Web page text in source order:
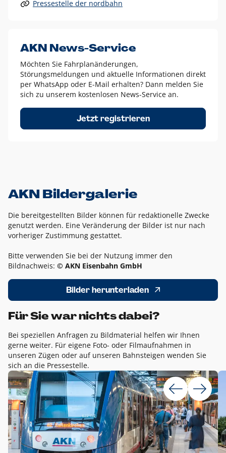
Alle anderen Logo-Varianten dürfen nur in Ausnahmefällen
Diese Ausnahmen sind zum Beispiel:
dem AKN Blau,
weißes Logo auf Fotohintergründen,
schwarzes Logo für reine Schwarz-Weiß-Umsetzungen
Um das Logo herum muss ein Schutzraum von jeweils einer
Höhe bzw. Breite des N aus AKN in alle Richtungen
Pressestelle der nordbahn
AKN News-Service
Möchten Sie Fahrplanänderungen,
Störungsmeldungen und aktuelle Informationen direkt
per WhatsApp oder E-Mail erhalten? Dann melden Sie
sich zu unserem kostenlosen News-Service an.
Jetzt registrieren
AKN Bildergalerie
Die bereitgestellten Bilder können für redaktionelle Zwecke
genutzt werden. Eine Veränderung der Bilder ist nur nach
vorheriger Zustimmung gestattet.
Bitte verwenden Sie bei der Nutzung immer den
Bildnachweis: © AKN Eisenbahn GmbH
Bilder herunterladen
Für Sie war nichts dabei?
Bei speziellen Anfragen zu Bildmaterial helfen wir Ihnen
gerne weiter. Für eigene Foto- oder Filmaufnahmen in
unseren Zügen oder auf unseren Bahnsteigen wenden Sie
sich an die Pressestelle.